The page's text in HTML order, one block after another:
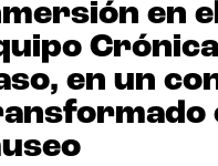
en
en un